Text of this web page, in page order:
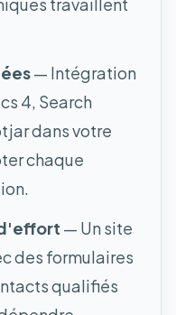
— Intégration
4, Search
dans votre
chaque
d'effort — Un site
des formulaires
qualifiés